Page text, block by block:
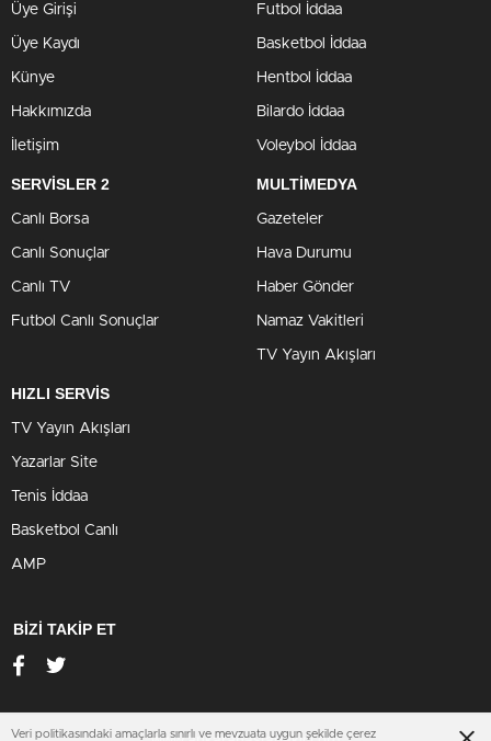
Üye Girişi
Üye Kaydı
Künye
Hakkımızda
İletişim
Futbol İddaa
Basketbol İddaa
Hentbol İddaa
Bilardo İddaa
Voleybol İddaa
SERVİSLER 2
Canlı Borsa
Canlı Sonuçlar
Canlı TV
Futbol Canlı Sonuçlar
MULTİMEDYA
Gazeteler
Hava Durumu
Haber Gönder
Namaz Vakitleri
TV Yayın Akışları
HIZLI SERVİS
TV Yayın Akışları
Yazarlar Site
Tenis İddaa
Basketbol Canlı
AMP
BİZİ TAKİP ET
Veri politikasındaki amaçlarla sınırlı ve mevzuata uygun şekilde çerez